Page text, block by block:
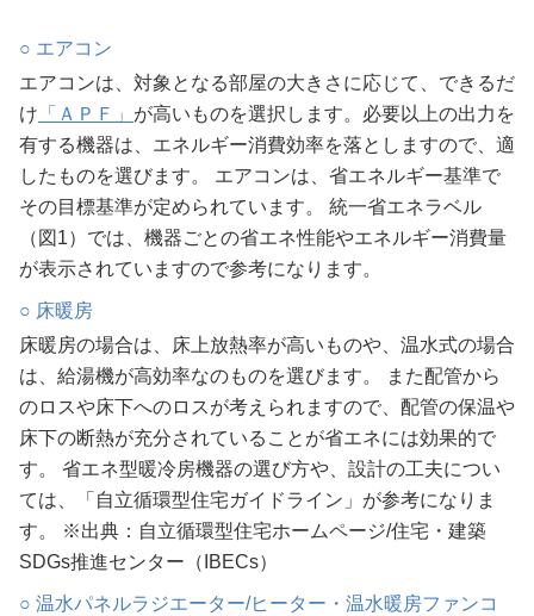
○ エアコン
エアコンは、対象となる部屋の大きさに応じて、できるだ
け 「ＡＰＦ」 が高いものを選択します。必要以上の出力を
有する機器は、エネルギー消費効率を落としますので、適
したものを選びます。 エアコンは、省エネルギー基準で
その目標基準が定められています。 統一省エネラベル
（図1）では、機器ごとの省エネ性能やエネルギー消費量
が表示されていますので参考になります。
○ 床暖房
床暖房の場合は、床上放熱率が高いものや、温水式の場合
は、給湯機が高効率なのものを選びます。 また配管から
のロスや床下へのロスが考えられますので、配管の保温や
床下の断熱が充分されていることが省エネには効果的で
す。 省エネ型暖冷房機器の選び方や、設計の工夫につい
ては、「自立循環型住宅ガイドライン」が参考になりま
す。 ※出典：自立循環型住宅ホームページ/住宅・建築
SDGs推進センター（IBECs）
○ 温水パネルラジエーター/ヒーター・温水暖房ファンコ